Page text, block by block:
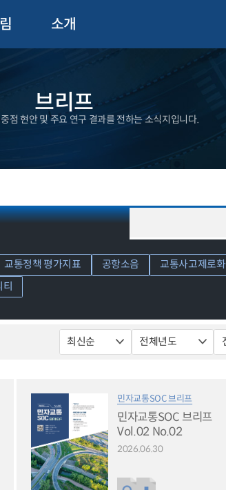
소개
브리프
점 현안 및 주요 연구 결과를 전하는 소식지입니다.
교통정책 평가지표 공항소음 교통사고제로화
민자교통SOC 브리프
민자교통SOC 브리프
Vol.02 No.02
2026.06.30